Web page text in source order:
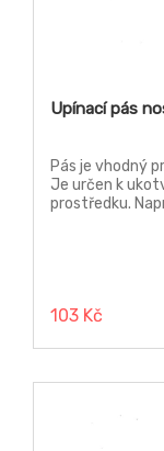
Upínací pás
Pás je vhodný
Je určen k
prostředku.
103 Kč